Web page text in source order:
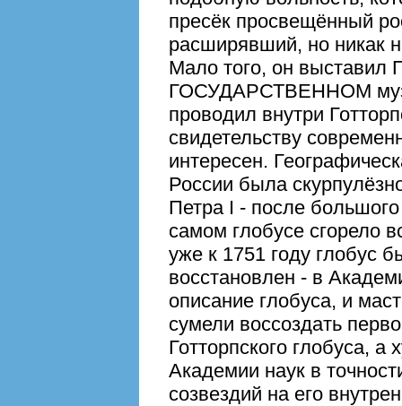
пресёк просвещённый
расширявший, но никак
Мало того, он
ГОСУДАРСТВЕННОМ
проводил внутри
свидетельству
интересен.
России была
Петра I - после
самом глобусе сгорело
уже к 1751 году глобус
восстановлен - в
описание глобуса, и
сумели воссоздать
Готторпского глобуса,
Академии наук в
созвездий на его